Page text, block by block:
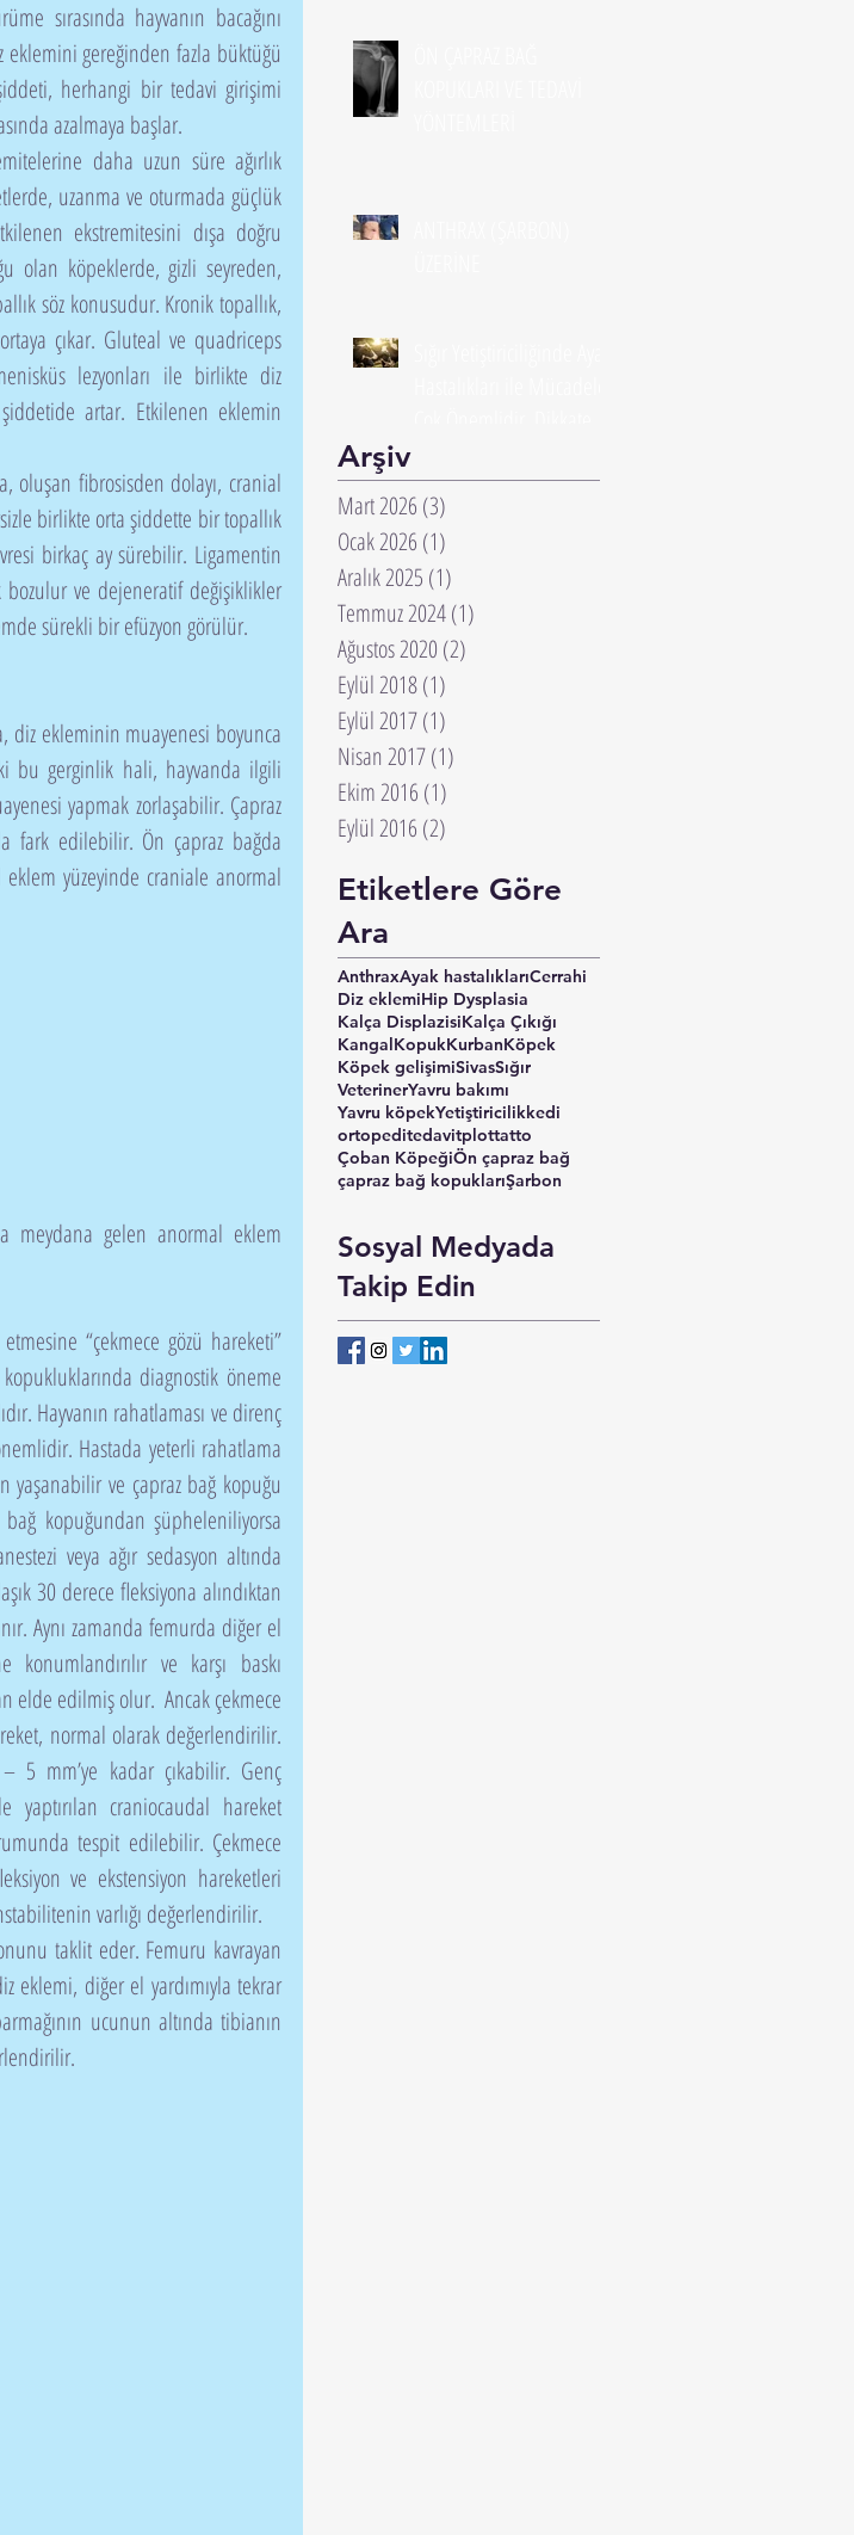
sırasında hayvanın bacağını
eklemini gereğinden fazla büktüğü
herhangi bir tedavi girişimi
azalmaya başlar.
uzanma ve oturmada güçlük
ekstremitesini dışa doğru
olan köpeklerde, gizli seyreden,
söz konusudur. Kronik topallık,
çıkar. Gluteal ve quadriceps
lezyonları ile birlikte diz
artar. Etkilenen eklemin
birlikte orta şiddette bir topallık
birkaç ay sürebilir. Ligamentin
ve dejeneratif değişiklikler
sürekli bir efüzyon görülür.
bu gerginlik hali, hayvanda ilgili
yapmak zorlaşabilir. Çapraz
fark edilebilir. Ön çapraz bağda
yüzeyinde craniale anormal
meydana gelen anormal eklem
diagnostik öneme
Hayvanın rahatlaması ve direnç
Hastada yeterli rahatlama
yaşanabilir ve çapraz bağ kopuğu
kopuğundan şüpheleniliyorsa
veya ağır sedasyon altında
30 derece fleksiyona alındıktan
Aynı zamanda femurda diğer el
ve karşı baskı
elde edilmiş olur.  Ancak çekmece
normal olarak değerlendirilir.
5 mm’ye kadar çıkabilir. Genç
yaptırılan craniocaudal hareket
tespit edilebilir. Çekmece
ve ekstensiyon hareketleri
varlığı değerlendirilir.
eklemi, diğer el yardımıyla tekrar
ucunun altında tibianın
Arşiv
Mart 2026 (3)
Ocak 2026 (1)
Aralık 2025 (1)
Temmuz 2024(1)
Ağustos 2020 (2)
Eylül 2018(1)
Eylül 2017(1)
Nisan 2017(1)
Ekim 2016 (1)
Eylül 2016 (2)
Etiketlere Göre
Ara
AnthraxAyak hastalıklarıCerrahi
Diz eklemiHip Dysplasia
Kalça DisplazisiKalça Çıkığı
KangalKopukKurbanKöpek
Köpek gelişimiSivasSığır
VeterinerYavru bakımı
Yavru köpekYetiştiricilikkedi
ortopeditedavitplottatto
Çoban KöpeğiÖn çapraz bağ
çapraz bağ kopuklarıŞarbon
Sosyal Medyada
Takip Edin